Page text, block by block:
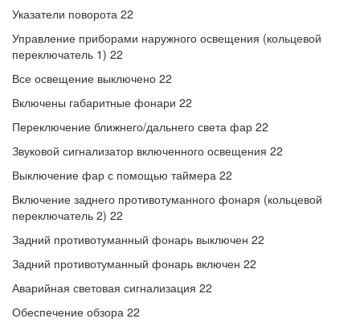
Указатели поворота 22
Управление приборами наружного освещения (кольцевой
переключатель 1) 22
Все освещение выключено 22
Включены габаритные фонари 22
Переключение ближнего/дальнего света фар 22
Звуковой сигнализатор включенного освещения 22
Выключение фар с помощью таймера 22
Включение заднего противотуманного фонаря (кольцевой
переключатель 2) 22
Задний противотуманный фонарь выключен 22
Задний противотуманный фонарь включен 22
Аварийная световая сигнализация 22
Обеспечение обзора 22